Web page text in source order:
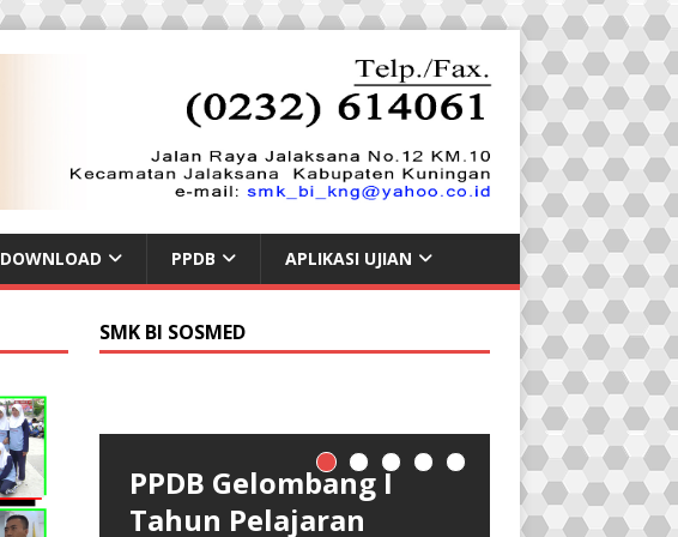
DOWNLOAD PPDB APLIKASI UJIAN
SMK BI SOSMED
PPDB Gelombang I
Tahun Pelajaran
PRAKERIN SMK BI
KUNINGAN TAHUN
GLADI BERSIH UNBK
2020
PPDB Gelombang II
Tahun Pelajaran
PPDB Gelombang III
Tahun Pelajaran